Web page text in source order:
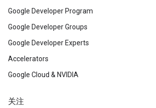
Google Developer Program
Google Developer Groups
Google Developer Experts
Accelerators
Google Cloud & NVIDIA
关注